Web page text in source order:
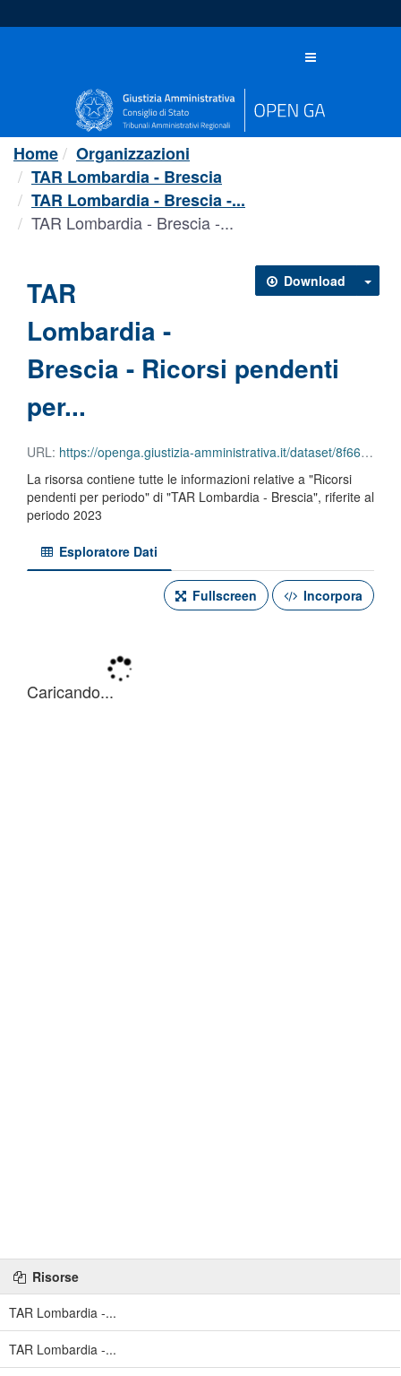
al
Toggle
Home
Organizzazioni
TAR Lombardia - Brescia
TAR Lombardia - Brescia -...
TAR Lombardia - Brescia -...
Download
TAR
Lombardia -
Brescia - Ricorsi pendenti
per...
URL: https://openga.giustizia-amministrativa.it/dataset/8f66e184-3800-4c45-9b48-2066b709601d/resource/47ac196c-ef2a-481a-8ee1-2783e6dd1c3e/download/tar-lombardia-brescia-ricorsi-pendenti-per-periodo-2023.json
La risorsa contiene tutte le informazioni relative a "Ricorsi
pendenti per periodo" di "TAR Lombardia - Brescia", riferite al
periodo 2023
Esploratore Dati
Fullscreen Incorpora
Risorse
TAR Lombardia -...
TAR Lombardia -...